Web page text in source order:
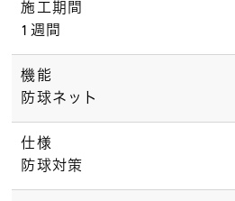
施工期間
1週間
機能
防球ネット
仕様
防球対策